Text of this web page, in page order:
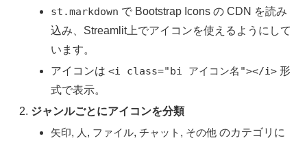
st.markdown で Bootstrap Icons の CDN を読み
込み、Streamlit上でアイコンを使えるようにして
います。
アイコンは<i class="bi アイコン名"></i> 形
式で表示。
ジャンルごとにアイコンを分類
矢印, 人, ファイル,チャット , その他 のカテゴリに